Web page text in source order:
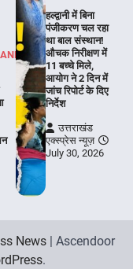
हल्द्वानी में बिना
पंजीकरण चल रहा
था बाल संस्थान!
औचक निरीक्षण में
11 बच्चे मिले,
आयोग ने 2 दिन में
जांच रिपोर्ट के दिए
निर्देश
उत्तराखंड
एक्स्प्रेस न्यूज़
July 30, 2026
News | Ascendoor
.